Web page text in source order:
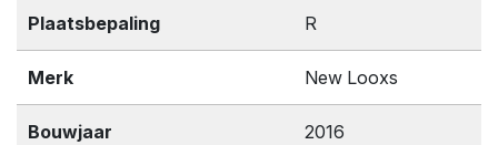
Plaatsbepaling R
Merk New Looxs
Bouwjaar 2016